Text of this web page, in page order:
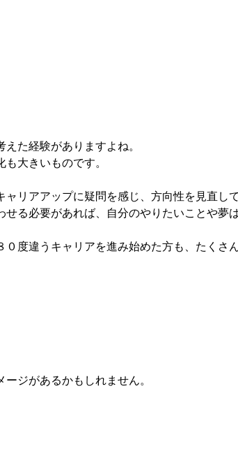
た経験がありますよね。
大きいものです。
リアアップに疑問を感じ、方向性を見直して
る必要があれば、自分のやりたいことや夢
度違うキャリアを進み始めた方も、たくさ
ジがあるかもしれません。